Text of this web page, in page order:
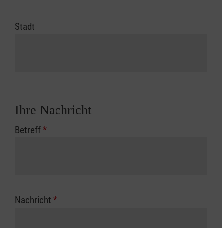
Stadt
Ihre Nachricht
Betreff*
Nachricht *